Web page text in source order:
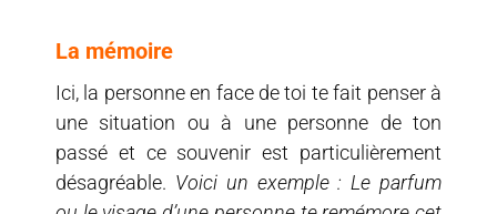
La mémoire
Ici, la personne en face de toi te fait penser à
une situation ou à une personne de ton
passé et ce souvenir est particulièrement
désagréable. Voici un exemple : Le parfum